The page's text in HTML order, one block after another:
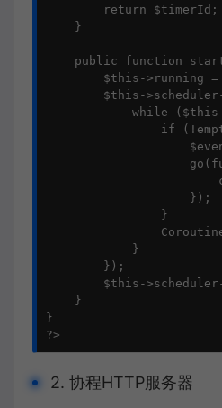
        return $timerId;
    }
public function
$this->running =
$this-
while
if
                    });
                }
            }
        });
$this-
    }
}
?>
2. 协程HTTP服务器